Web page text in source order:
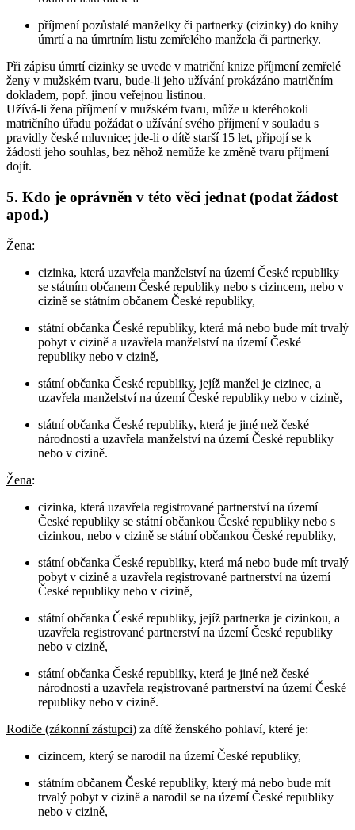
příjmení pozůstalé manželky či partnerky (cizinky) do knihy
úmrtí a na úmrtním listu zemřelého manžela či partnerky.
Při zápisu úmrtí cizinky se uvede v matriční knize příjmení zemřelé
ženy v mužském tvaru, bude-li jeho užívání prokázáno matričním
dokladem, popř. jinou veřejnou listinou.
Užívá-li žena příjmení v mužském tvaru, může u kteréhokoli
matričního úřadu požádat o užívání svého příjmení v souladu s
pravidly české mluvnice; jde-li o dítě starší 15 let, připojí se k
žádosti jeho souhlas, bez něhož nemůže ke změně tvaru příjmení
dojít.
5. Kdo je oprávněn v této věci jednat (podat žádost
apod.)
Žena:
cizinka, která uzavřela manželství na území České republiky
se státním občanem České republiky nebo s cizincem, nebo v
cizině se státním občanem České republiky,
státní občanka České republiky, která má nebo bude mít trvalý
pobyt v cizině a uzavřela manželství na území České
republiky nebo v cizině,
státní občanka České republiky, jejíž manžel je cizinec, a
uzavřela manželství na území České republiky nebo v cizině,
státní občanka České republiky, která je jiné než české
národnosti a uzavřela manželství na území České republiky
nebo v cizině.
Žena:
cizinka, která uzavřela registrované partnerství na území
České republiky se státní občankou České republiky nebo s
cizinkou, nebo v cizině se státní občankou České republiky,
státní občanka České republiky, která má nebo bude mít trvalý
pobyt v cizině a uzavřela registrované partnerství na území
České republiky nebo v cizině,
státní občanka České republiky, jejíž partnerka je cizinkou, a
uzavřela registrované partnerství na území České republiky
nebo v cizině,
státní občanka České republiky, která je jiné než české
národnosti a uzavřela registrované partnerství na území České
republiky nebo v cizině.
Rodiče (zákonní zástupci) za dítě ženského pohlaví, které je:
cizincem, který se narodil na území České republiky,
státním občanem České republiky, který má nebo bude mít
trvalý pobyt v cizině a narodil se na území České republiky
nebo v cizině,